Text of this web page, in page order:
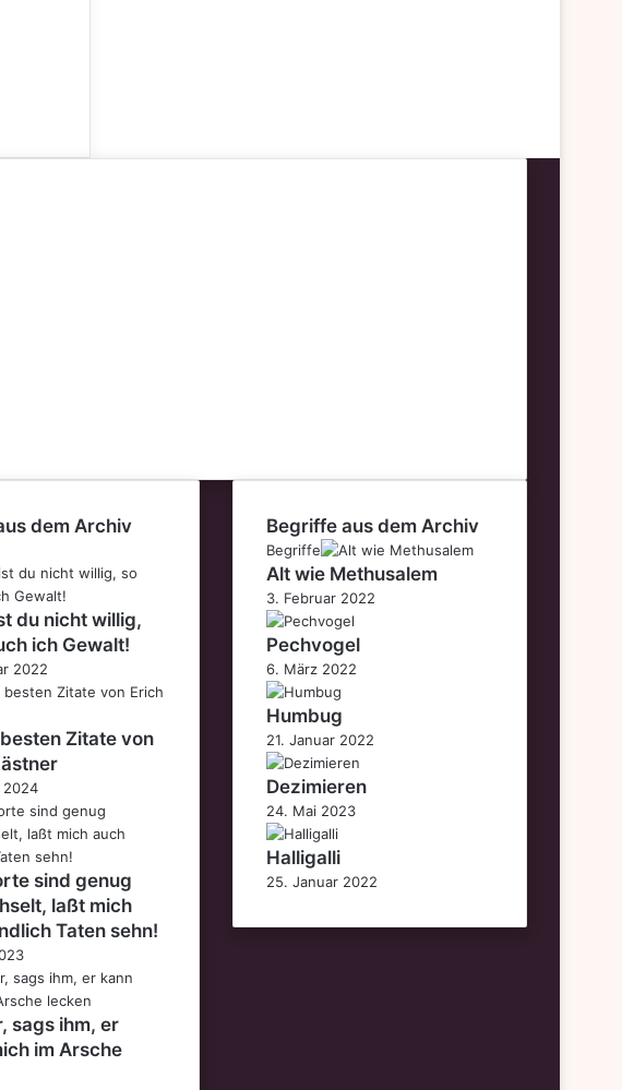
dem Archiv
du nicht willig,
ich Gewalt!
2022
Zitate von
2024
sind genug
laßt mich
Taten sehn!
sags ihm, er
im Arsche
Begriffe aus dem Archiv
Begriffe
Alt wie Methusalem
3. Februar 2022
Pechvogel
6. März 2022
Humbug
21. Januar 2022
Dezimieren
24. Mai 2023
Halligalli
25. Januar 2022